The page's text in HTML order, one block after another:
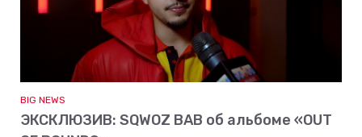
BIG NEWS
ЭКСКЛЮЗИВ: SQWOZ BAB об альбоме «OUT